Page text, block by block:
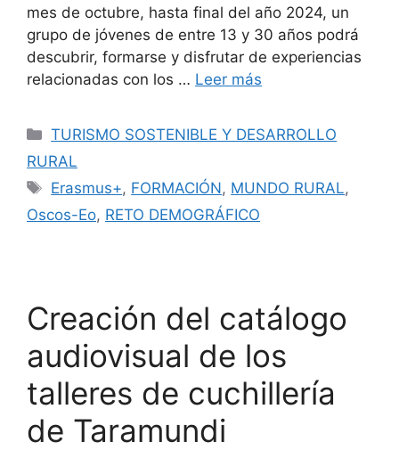
mes de octubre, hasta final del año 2024, un
grupo de jóvenes de entre 13 y 30 años podrá
descubrir, formarse y disfrutar de experiencias
relacionadas con los … Leer más
TURISMO SOSTENIBLE Y DESARROLLO
RURAL
Erasmus+, FORMACIÓN, MUNDO RURAL,
Oscos-Eo, RETO DEMOGRÁFICO
Creación del catálogo
audiovisual de los
talleres de cuchillería
de Taramundi